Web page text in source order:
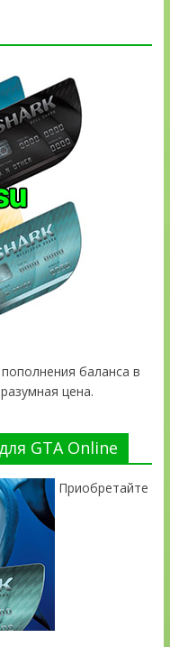
баланса в
цена.
GTA Online
Приобретайте